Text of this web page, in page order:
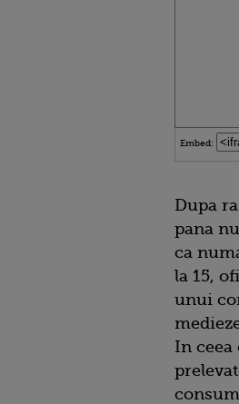
Embed:
Dupa
pana
ca
la 15,
unui
In
consum.